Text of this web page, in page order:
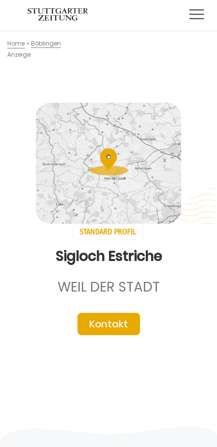
Home » Böblingen
Anzeige
STANDARD PROFIL
Sigloch Estriche
WEIL DER STADT
Kontakt